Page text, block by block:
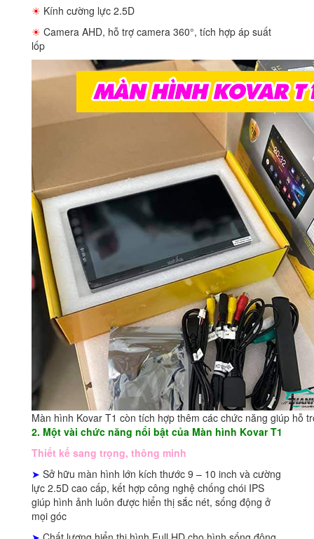
☀ Kính cường lực 2.5D
☀ Camera AHD, hỗ trợ camera 360°, tích hợp áp suất
lốp
Màn hình Kovar T1 còn tích hợp thêm các chức năng giúp hỗ
2. Một vài chức năng nổi bật của Màn hình Kovar T1
Thiết kế sang trọng, thông minh
➤ Sở hữu màn hình lớn kích thước 9 – 10 inch và cường
lực 2.5D cao cấp, kết hợp công nghệ chống chói IPS
giúp hình ảnh luôn được hiển thị sắc nét, sống động ở
mọi góc